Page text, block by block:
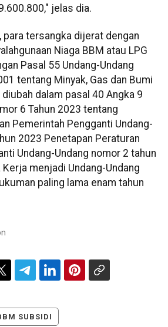
jelas dia.
para tersangka dijerat dengan
Niaga BBM atau LPG
Pasal 55 Undang-Undang
tentang Minyak, Gas dan Bumi
dalam pasal 40 Angka 9
6 Tahun 2023 tentang
Pemerintah Pengganti Undang-
2023 Penetapan Peraturan
Undang-Undang nomor 2 tahun
menjadi Undang-Undang
paling lama enam tahun
SUBSIDI